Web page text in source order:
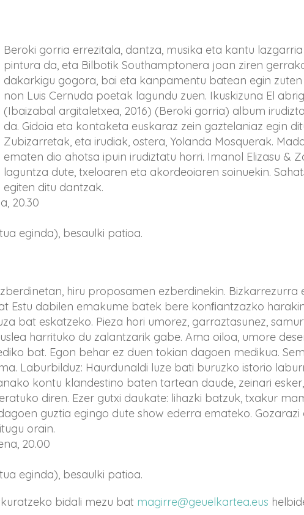
Beroki gorria errezitala, dantza, musika eta kantu
pintura da, eta Bilbotik Southamptonera joan ziren
dakarkigu gogora, bai eta kanpamentu batean egin zuten
non Luis Cernuda poetak lagundu zuen. Ikuskizuna El
(Ibaizabal argitaletxea, 2016) (Beroki gorria) album
da. Gidoia eta kontaketa euskaraz zein gaztelaniaz egin
Zubizarretak, eta irudiak, ostera, Yolanda Mosquerak.
ematen dio ahotsa ipuin irudiztatu horri. Imanol Elizasu &
laguntza dute, txeloaren eta akordeoiaren soinuekin.
egiten ditu dantzak.
20.30
eginda), besaulki patioa.
hiru proposamen ezberdinekin. Bizkarrezurra
Estu dabilen emakume batek bere konﬁantzazko
bat eskatzeko. Pieza hori umorez, garraztasunez,
harrituko du zalantzarik gabe. Ama oiloa, umore
bat. Egon behar ez duen tokian dagoen medikua.
Laburbilduz: Haurdunaldi luze bati buruzko istorio
kontu klandestino baten tartean daude, zeinari
diren. Ezer gutxi daukate: lihazki batzuk, txakur
guztia egingo dute show ederra emateko.
orain.
20.00
eginda), besaulki patioa.
bidali mezu bat magirre@geuelkartea.eus